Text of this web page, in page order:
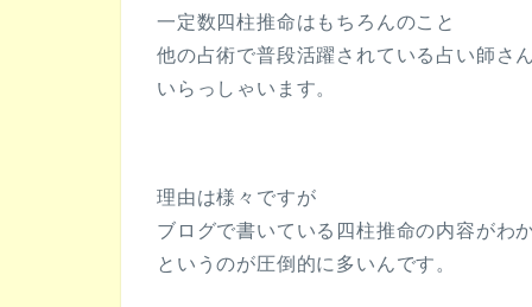
一定数四柱推命はもちろんのこと
他の占術で普段活躍されている占い師さ
いらっしゃいます。
理由は様々ですが
ブログで書いている四柱推命の内容がわ
というのが圧倒的に多いんです。